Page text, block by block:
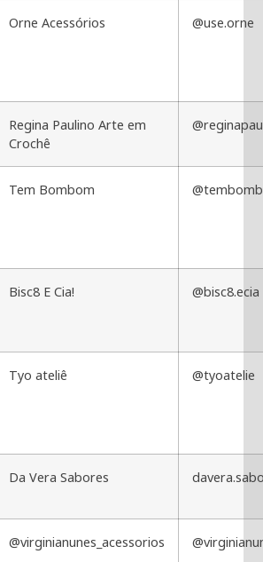
Orne Acessórios @use.orne
Regina Paulino Arte em
Crochê
Tem Bombom
Bisc8 E Cia! @bisc8.ecia
Tyo ateliê @tyoatelie
Da Vera Sabores
@virginianunes_acessorios